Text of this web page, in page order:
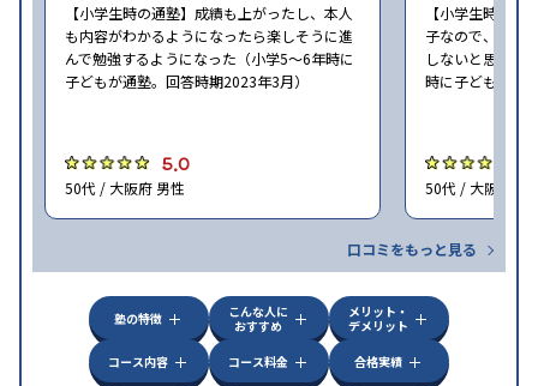
【小学生時の通塾】成績も上がったし、本人
も内容がわかるようになったら楽しそうに進
んで勉強するようになった（小学5〜6年時に
子どもが通塾。回答時期2023年3月）
5.0
50代 / 大阪府 男性
【小学生時の通
子なので、せめ
しないと思った
時に子どもが通
50代 / 大阪府 男
口コミをもっと見る
塾の特徴
こんな人に
おすすめ
メリット・
デメリット
コース内容
コース料金 合格実績